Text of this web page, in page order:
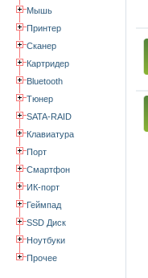
Мышь
Принтер
Сканер
Картридер
Bluetooth
Тюнер
SATA-RAID
Клавиатура
Порт
Смартфон
ИК-порт
Геймпад
SSD Диск
Ноутбуки
Прочее